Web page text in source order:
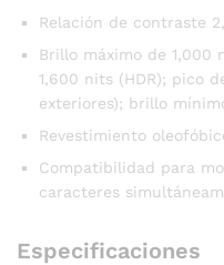
Relación de contraste
Brillo máximo de
1,600 nits (HDR); pico
exteriores); brillo
Revestimiento
Compatibilidad para
caracteres
Especificaciones